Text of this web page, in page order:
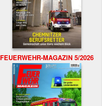
FEUERWEHR-MAGAZIN 5/2026